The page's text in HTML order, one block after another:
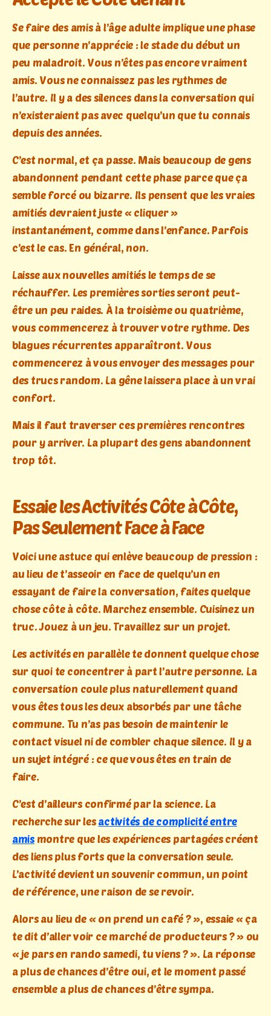
Se faire des amis à l’âge adulte implique une phase
que personne n’apprécie : le stade du début un
peu maladroit. Vous n’êtes pas encore vraiment
amis. Vous ne connaissez pas les rythmes de
l’autre. Il y a des silences dans la conversation qui
n’existeraient pas avec quelqu’un que tu connais
depuis des années.
C’est normal, et ça passe. Mais beaucoup de gens
abandonnent pendant cette phase parce que ça
semble forcé ou bizarre. Ils pensent que les vraies
amitiés devraient juste « cliquer »
instantanément, comme dans l’enfance. Parfois
c’est le cas. En général, non.
Laisse aux nouvelles amitiés le temps de se
réchauffer. Les premières sorties seront peut-
être un peu raides. À la troisième ou quatrième,
vous commencerez à trouver votre rythme. Des
blagues récurrentes apparaîtront. Vous
commencerez à vous envoyer des messages pour
des trucs random. La gêne laissera place à un vrai
confort.
Mais il faut traverser ces premières rencontres
pour y arriver. La plupart des gens abandonnent
trop tôt.
Essaie les Activités Côte à Côte,
Pas Seulement Face à Face
Voici une astuce qui enlève beaucoup de pression :
au lieu de t’asseoir en face de quelqu’un en
essayant de faire la conversation, faites quelque
chose côte à côte. Marchez ensemble. Cuisinez un
truc. Jouez à un jeu. Travaillez sur un projet.
Les activités en parallèle te donnent quelque chose
sur quoi te concentrer à part l’autre personne. La
conversation coule plus naturellement quand
vous êtes tous les deux absorbés par une tâche
commune. Tu n’as pas besoin de maintenir le
contact visuel ni de combler chaque silence. Il y a
un sujet intégré : ce que vous êtes en train de
faire.
C’est d’ailleurs confirmé par la science. La
recherche sur les activités de complicité entre
amismontre que les expériences partagées créent
des liens plus forts que la conversation seule.
L’activité devient un souvenir commun, un point
de référence, une raison de se revoir.
Alors au lieu de « on prend un café ? », essaie « ça
te dit d’aller voir ce marché de producteurs ? » ou
« je pars en rando samedi, tu viens ? ». La réponse
a plus de chances d’être oui, et le moment passé
ensemble a plus de chances d’être sympa.